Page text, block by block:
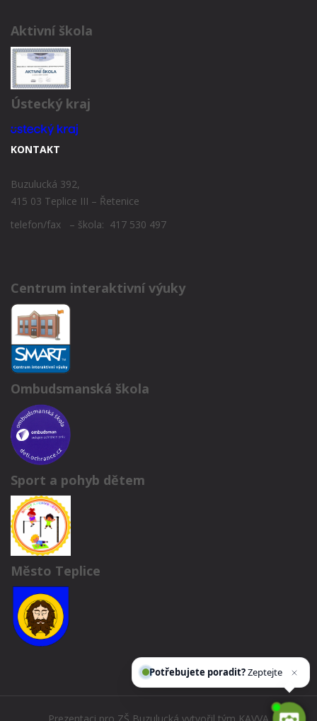
Aktivní škola
Ústecký kraj
KONTAKT
Buzulucká 392,
415 03 Teplice III – Řetenice
telefon/fax – škola: 417 530 497
Centrum interaktivní výuky
Ombudsmanská škola
Sport a pohyb dětem
Město Teplice
Prezentaci pro ZŠ Buzulucká vytvořil tým KAVVA
Potřebujete poradit?Zeptejte se našeho